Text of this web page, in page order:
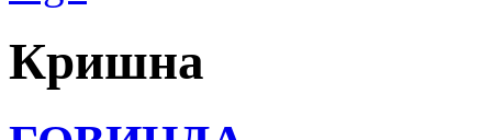
Кришна